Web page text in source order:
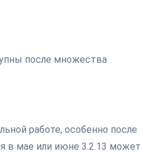
после множества
работе, особенно после
в мае или июне 3.2.13 может